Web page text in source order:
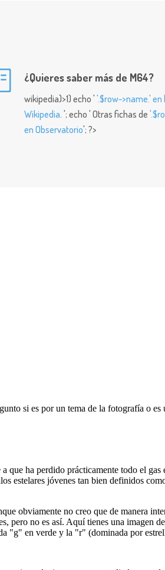
¿Quieres saber más de M64?
wikipedia)>1) echo ' '.$row->name.' en
Wikipedia. '; echo ' Otras fichas de
en Observatorio'; ?>